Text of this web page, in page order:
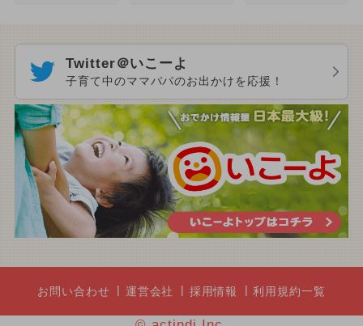
Twitter＠いこーよ
子育て中のママパパのお出かけを応援！
お問い合わせ 運営会社 採用情報 利用規約一覧